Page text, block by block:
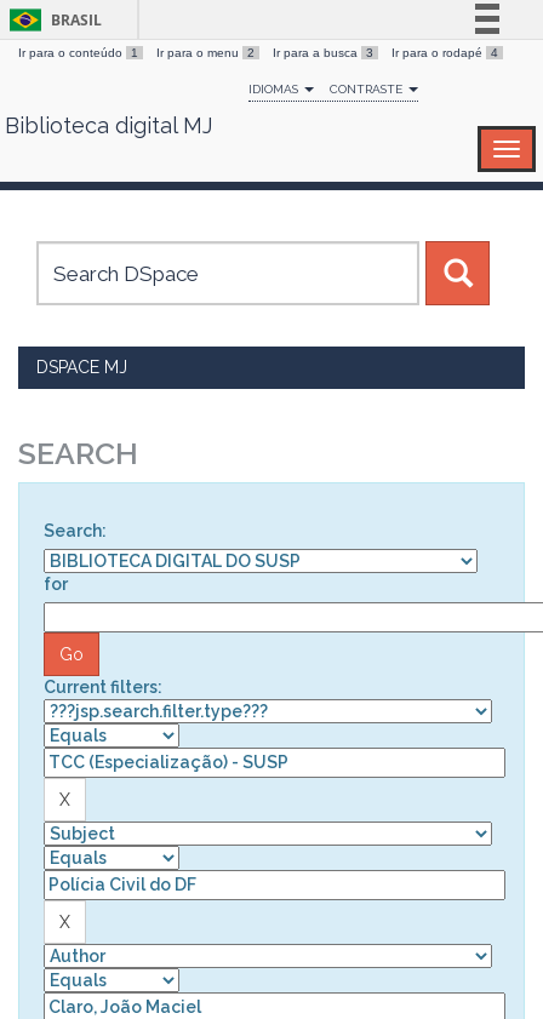
Skip
BRASIL
Simplifique!
Comunica BR
Canais
Ir para o conteúdo 1 Ir para o menu 2 Ir para a busca 3 Ir para o rodapé 4
IDIOMAS CONTRASTE
Biblioteca digital MJ
DSPACE MJ
SEARCH
Search:
for
Current filters: